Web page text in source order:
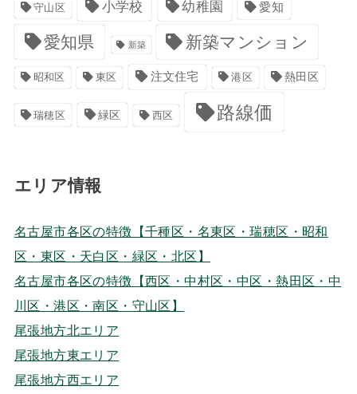
守山区 小学校 幼稚園 愛知
愛知県 新築 新築マンション
昭和区 東区 注文住宅 港区 熱田区
瑞穂区 緑区 西区 路線価
エリア情報
名古屋市各区の特徴【千種区・名東区・瑞穂区・昭和
区・東区・天白区・緑区・北区】
名古屋市各区の特徴【西区・中村区・中区・熱田区・中
川区・港区・南区・守山区】
尾張地方北エリア
尾張地方東エリア
尾張地方西エリア